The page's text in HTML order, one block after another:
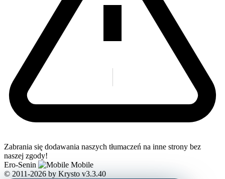
Zabrania się dodawania naszych tłumaczeń na inne strony bez
naszej zgody!
Ero-Senin
Mobile
© 2011-2026 by Krysto v3.3.40